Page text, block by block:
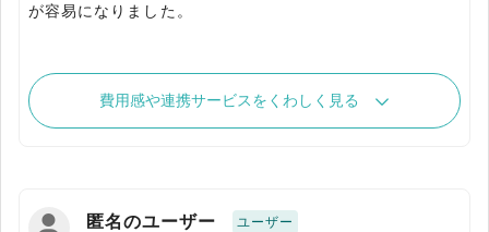
が容易になりました。
費用感や連携サービスをくわしく見る
匿名のユーザー ユーザー